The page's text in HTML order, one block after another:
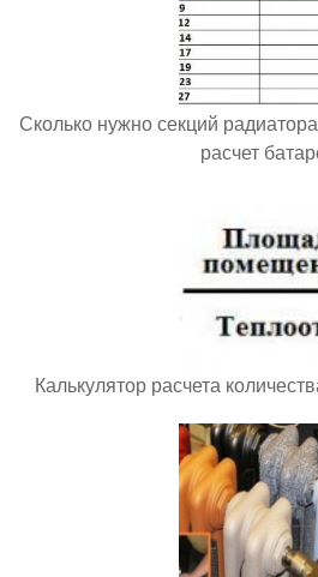
Сколько нужно секций
расчет
Калькулятор расчета